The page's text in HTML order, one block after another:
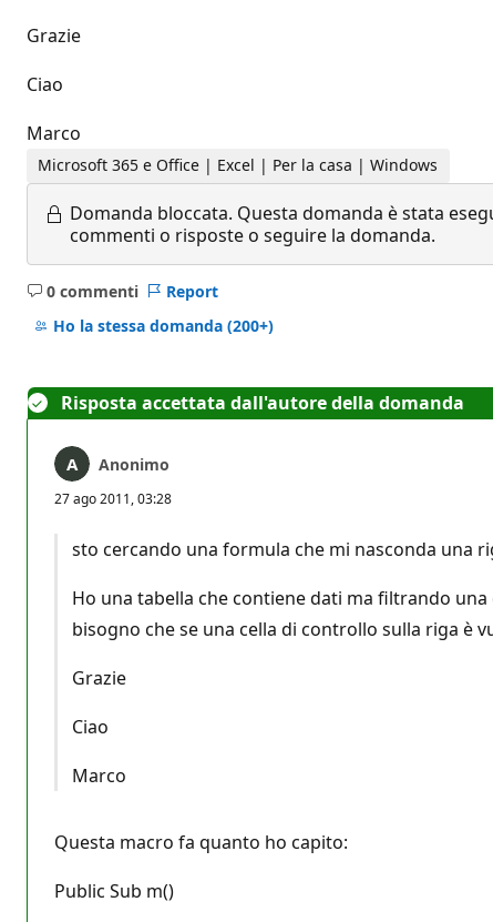
Grazie
Ciao
Marco
Microsoft 365 e Office | Excel | Per la casa | Windows
Domanda bloccata. Questa domanda è stata
commenti o risposte o seguire la domanda.
0 commenti
Nessun
commento
Report
Ho la stessa domanda (200+)
Risposta accettata dall'autore della domanda
Anonimo
27 ago 2011, 03:28
sto cercando una formula che mi nasconda una
Ho una tabella che contiene dati ma filtrando
bisogno che se una cella di controllo sulla riga è
Grazie
Ciao
Marco
Questa macro fa quanto ho capito:
Public Sub m()